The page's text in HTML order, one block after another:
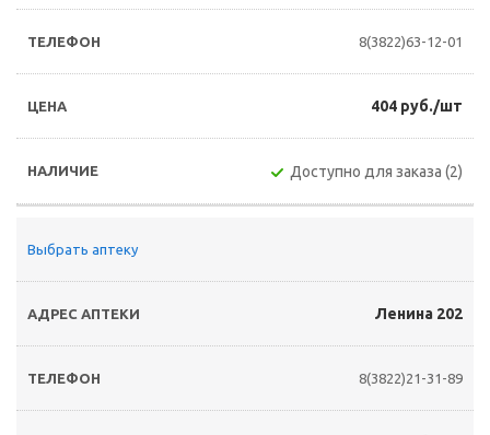
8(3822)63-12-01
404 руб./шт
Доступно для заказа (2)
Выбрать аптеку
Ленина 202
8(3822)21-31-89